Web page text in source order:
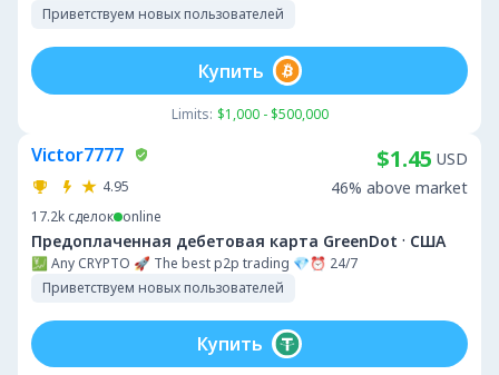
Приветствуем новых пользователей
Limits: $1,000 - $500,000
Купить
Victor7777
4.95
17.2k сделок online
Предоплаченная дебетовая карта GreenDot · США
💹 Any CRYPTO 🚀 The best p2p trading 💎⏰ 24/7
Приветствуем новых пользователей
$1.45 USD
46% above market
Купить